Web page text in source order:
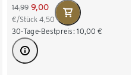
14,99 9,00
€/Stück 4,50
30-Tage-Bestpreis: 10,00 €